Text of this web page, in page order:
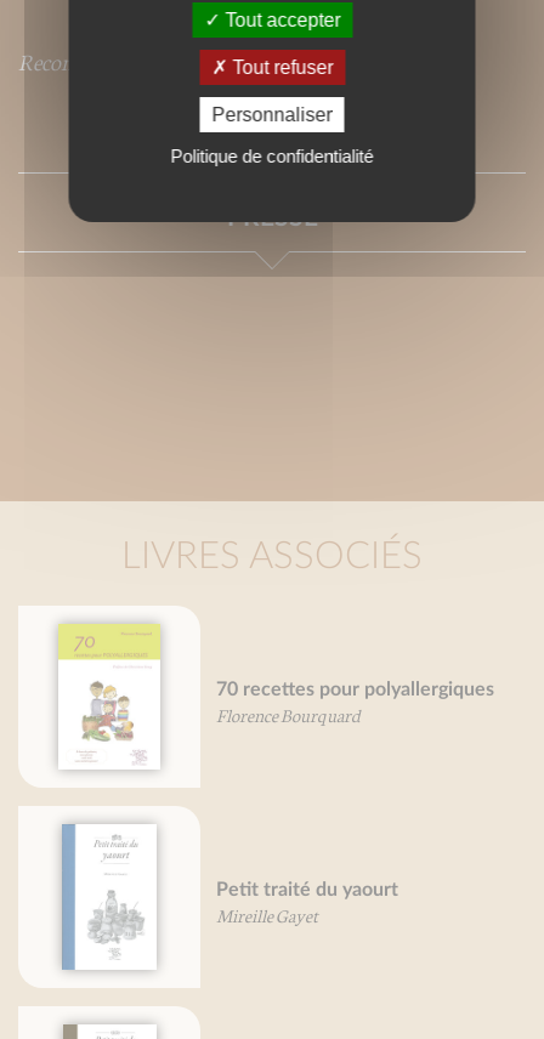
Recommandé par l'Ecolomag (Janvier 2017)
SOMMAIRE
PRESSE
LIVRES ASSOCIÉS
70 recettes pour polyallergiques
Florence Bourquard
Petit traité du yaourt
Mireille Gayet
Tout accepter
Tout refuser
Personnaliser
Politique de confidentialité